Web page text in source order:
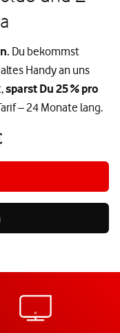
Du bekommst
Handy an uns
sparst Du 25 % pro
– 24 Monate lang.